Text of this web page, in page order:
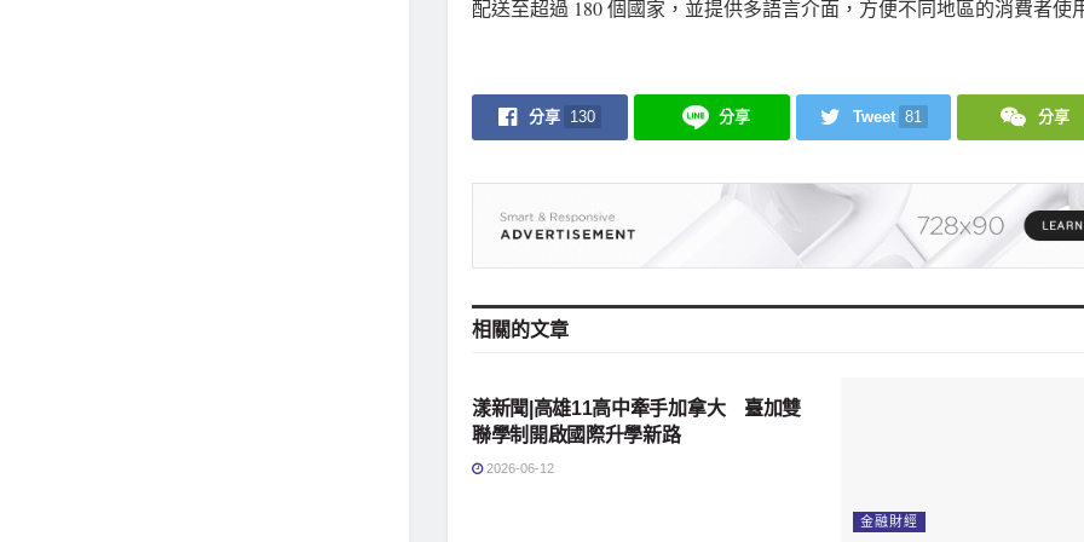
配送至超過 180 個國家，並提供多語言介面，方便不同地區的消費者使
分享 130 分享 Tweet 81 分享
相關的文章
漾新聞|高雄11高中牽手加拿大 臺加雙
聯學制開啟國際升學新路
2026-06-12
金融財經